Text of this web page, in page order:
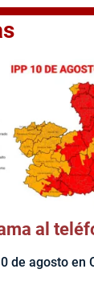
al
de agosto en